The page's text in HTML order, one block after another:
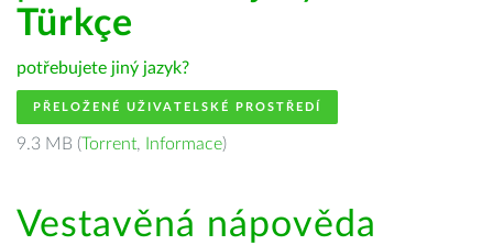
Türkçe
potřebujete jiný jazyk?
PŘELOŽENÉ UŽIVATELSKÉ PROSTŘEDÍ
9.3 MB (Torrent, Informace)
Vestavěná nápověda